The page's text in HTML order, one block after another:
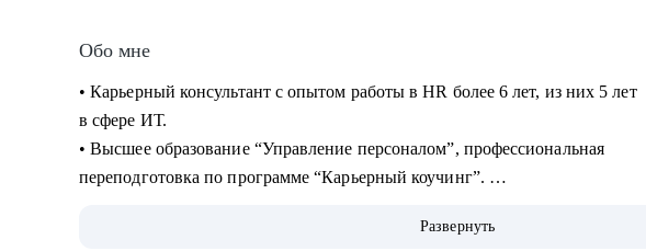
Обо мне
• Карьерный консультант с опытом работы в HR более 6 лет, из них 5 лет
в сфере ИТ.
• Высшее образование “Управление персоналом”, профессиональная
переподготовка по программе “Карьерный коучинг”.
Развернуть